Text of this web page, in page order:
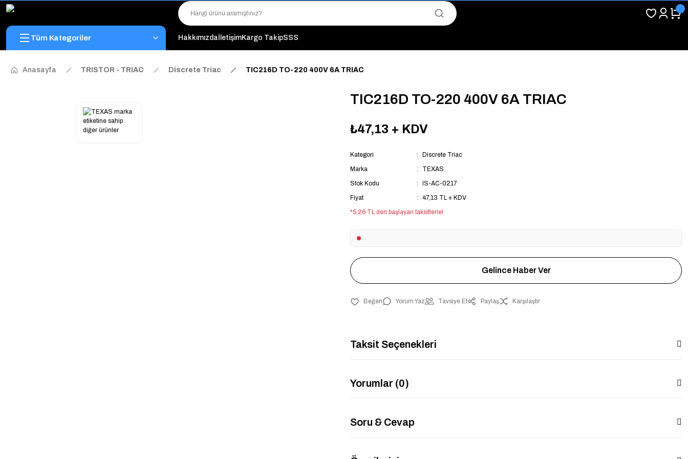
"Toptan Fiyatına Perakende Satış Avantajını Kaçırmayın!"
"Üyelere Özel: Stok Önceliği ve Proje Fiyatları."
Tüm Kategoriler HakkımızdaİletişimKargo TakipSSS
Anasayfa TRISTOR - TRIAC Discrete Triac TIC216D TO-220 400V 6A TRIAC
TIC216D TO-220 400V 6A TRIAC
₺47,13 + KDV
Kategori
Discrete Triac
Marka
TEXAS
Stok Kodu
IS-AC-0217
Fiyat
47,13 TL + KDV
*5,26 TL den başlayan taksitlerle!
Gelince Haber Ver
Yorum Yaz Tavsiye Et Paylaş Karşılaştır
Taksit Seçenekleri
Yorumlar (0)
Soru & Cevap